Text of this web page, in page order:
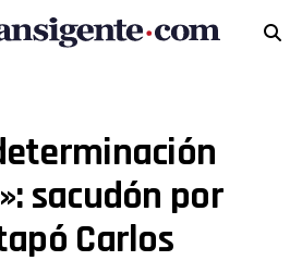
sacudón por
Carlos